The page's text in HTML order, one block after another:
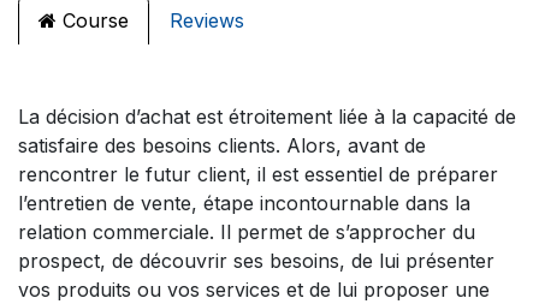
Course Reviews
La décision d’achat est étroitement liée à la capacité de
satisfaire des besoins clients. Alors, avant de
rencontrer le futur client, il est essentiel de préparer
l’entretien de vente, étape incontournable dans la
relation commerciale. Il permet de s’approcher du
prospect, de découvrir ses besoins, de lui présenter
vos produits ou vos services et de lui proposer une